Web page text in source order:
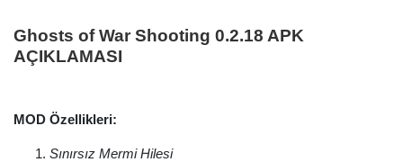
Ghosts of War Shooting 0.2.18 APK
AÇIKLAMASI
MOD Özellikleri:
Sınırsız Mermi Hilesi